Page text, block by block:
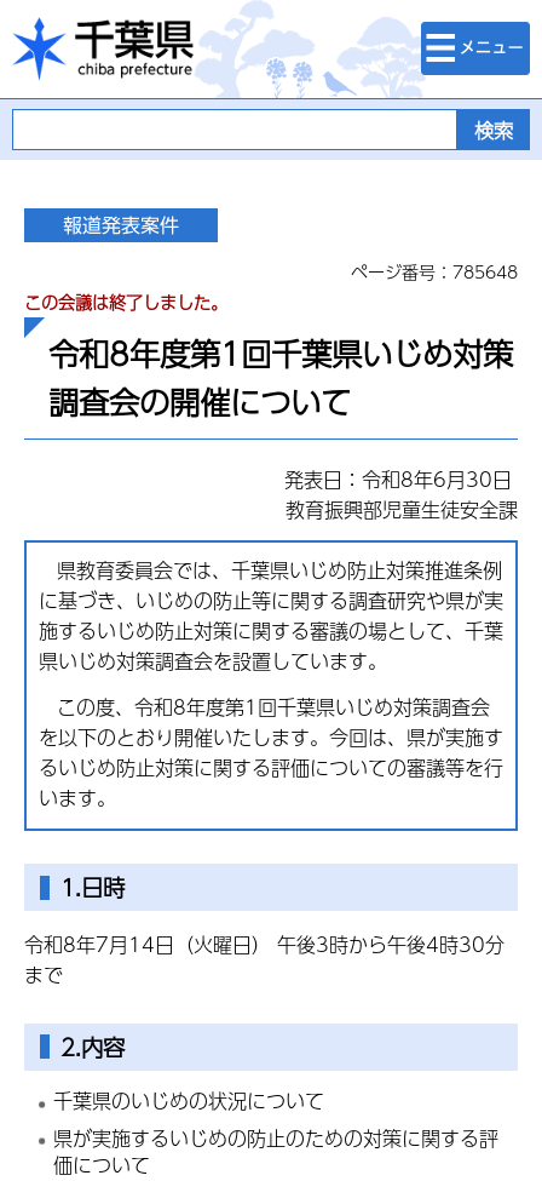
千葉県
検索・メニュ
ー
ページ番号：785648
この会議は終了しました。
令和8年度第1回千葉県いじめ対策
調査会の開催について
発表日：令和8年6月30日
教育振興部児童生徒安全課
県教育委員会では、千葉県いじめ防止対策推進条例
に基づき、いじめの防止等に関する調査研究や県が実
施するいじめ防止対策に関する審議の場として、千葉
県いじめ対策調査会を設置しています。
この度、令和8年度第1回千葉県いじめ対策調査会
を以下のとおり開催いたします。今回は、県が実施す
るいじめ防止対策に関する評価についての審議等を行
います。
1.日時
令和8年7月14日（火曜日） 午後3時から午後4時30分
まで
2.内容
千葉県のいじめの状況について
県が実施するいじめの防止のための対策に関する評
価について